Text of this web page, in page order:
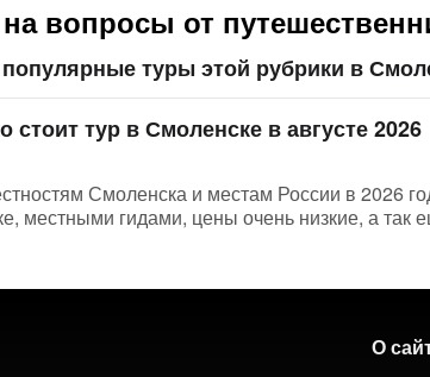
вопросы от
туры этой рубрики в
стоит тур в Смоленске в августе 2026
Смоленска и местам России в 2026
местными гидами, цены очень низкие, а так
О